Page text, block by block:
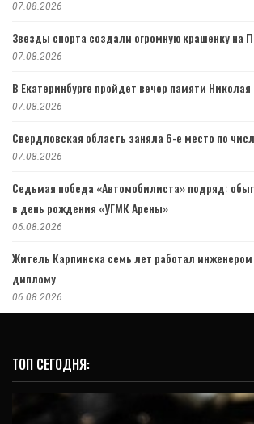
07.08.2026
Звезды спорта создали огромную крашенку на
07.08.2026
В Екатеринбурге пройдет вечер памяти
07.08.2026
Свердловская область заняла 6-е место по
07.08.2026
Седьмая победа «Автомобилиста» подряд:
в день рождения «УГМК Арены»
06.08.2026
Житель Карпинска семь лет работал
диплому
06.08.2026
ТОП СЕГОДНЯ: